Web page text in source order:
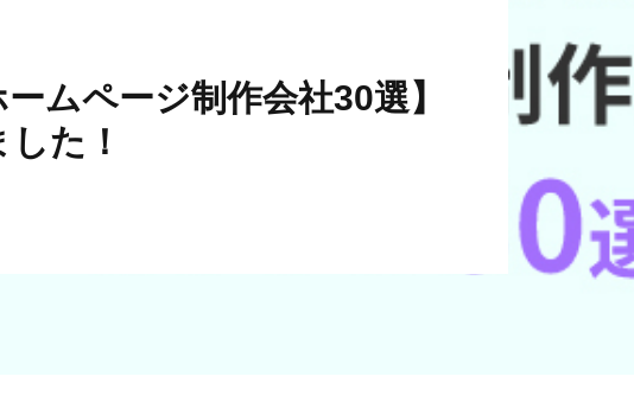
ムページ制作会社30選】
た！